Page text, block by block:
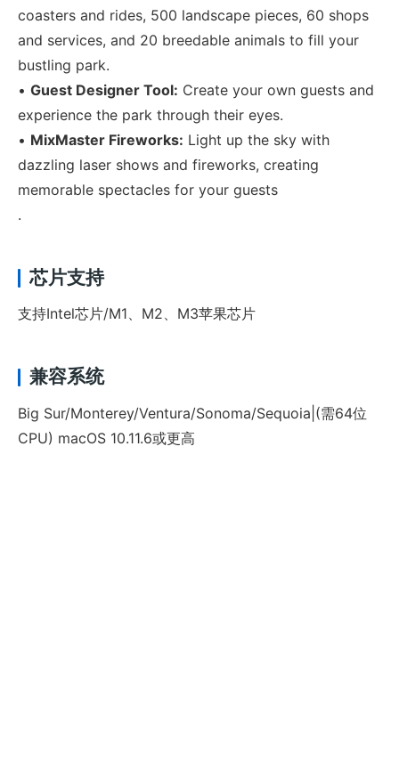
coasters and rides, 500 landscape pieces, 60 shops
and services, and 20 breedable animals to fill your
bustling park.
• Guest Designer Tool: Create your own guests and
experience the park through their eyes.
• MixMaster Fireworks: Light up the sky with
dazzling laser shows and fireworks, creating
memorable spectacles for your guests
.
芯片支持
支持Intel芯片/M1、M2、M3苹果芯片
兼容系统
Big Sur/Monterey/Ventura/Sonoma/Sequoia|(需64位
CPU) macOS 10.11.6或更高